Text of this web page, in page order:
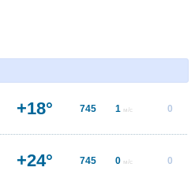
+18° 745 1 м/с 0
+24° 745 0 м/с 0